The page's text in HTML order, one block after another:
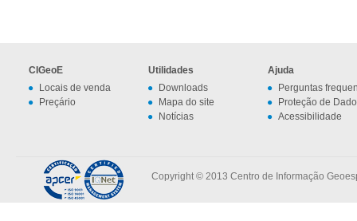
CIGeoE
Locais de venda
Preçário
Utilidades
Downloads
Mapa do site
Notícias
Ajuda
Perguntas
Proteção de
Acessibilidade
Copyright © 2013 Centro de Informação